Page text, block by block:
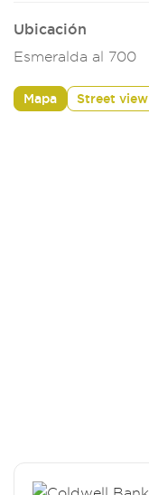
Ubicación
Esmeralda al 700
Mapa Street view